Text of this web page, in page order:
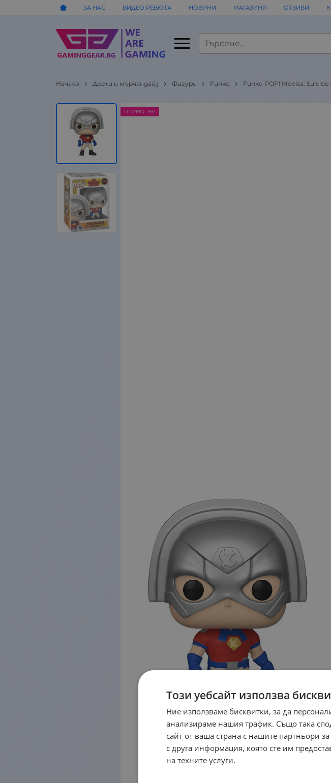
ЗА НАС ВИДЕО РЕВЮТА НОВИНИ МАГАЗИНИ ОТЗИВИ
Начало Дрехи и мърчандайз Фигури Funko Funko POP! Movies:
ПРОМО -15%
Този уебсайт използва
Ние използваме бисквитки, за да
анализираме нашия трафик. Също така
сайт от ваша страна с нашите партньори
с друга информация, която сте им
на техните услуги.